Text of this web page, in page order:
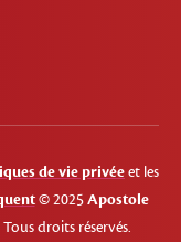
de vie privéeet les
© 2025Apostole
droits réservés.